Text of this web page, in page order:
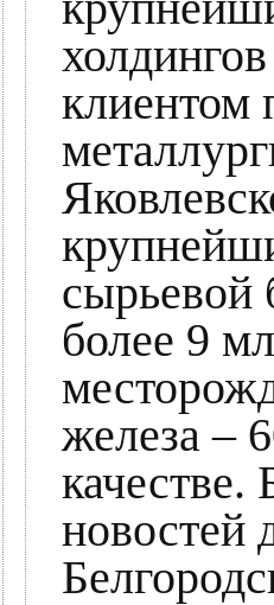
клиентом
сырьевой
более 9
железа –
новостей